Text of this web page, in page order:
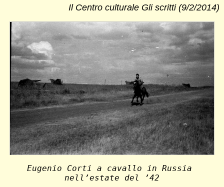
Il Centro culturale Gli scritti (9/2/2014)
Eugenio Corti a cavallo in Russia
nell’estate del ’42